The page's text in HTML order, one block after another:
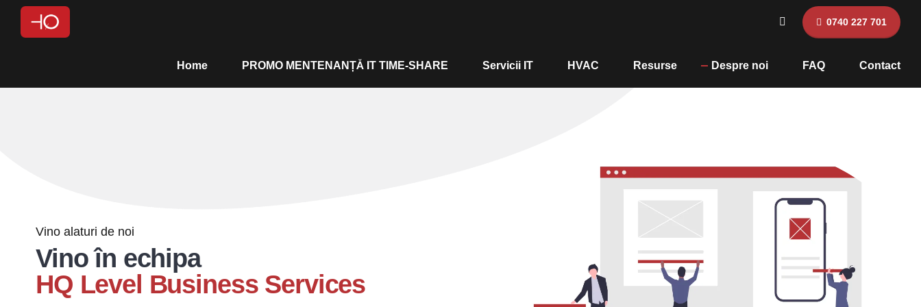
0740 227 701
Home PROMO MENTENANȚĂ IT TIME-SHARE Servicii IT HVAC Resurse Despre noi FAQ Contact
Vino alaturi de noi
Vino în echipa
HQ Level Business Services